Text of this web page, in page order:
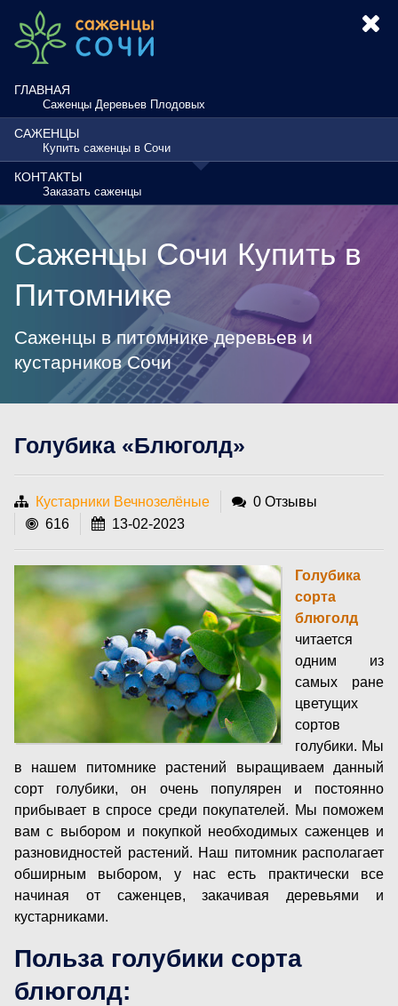
ГЛАВНАЯ
Саженцы Деревьев Плодовых
САЖЕНЦЫ
Купить саженцы в Сочи
КОНТАКТЫ
Заказать саженцы
Саженцы Сочи Купить в
Питомнике
Саженцы в питомнике деревьев и
кустарников Сочи
Голубика «Блюголд»
Кустарники Вечнозелёные
0 Отзывы
616
13-02-2023
Голубика
сорта
блюголд
читается
одним из
самых ране
цветущих
сортов
голубики. Мы
в нашем питомнике растений выращиваем данный
сорт голубики, он очень популярен и постоянно
прибывает в спросе среди покупателей. Мы поможем
вам с выбором и покупкой необходимых саженцев и
разновидностей растений. Наш питомник располагает
обширным выбором, у нас есть практически все
начиная от саженцев, закачивая деревьями и
кустарниками.
Польза голубики сорта
блюголд: